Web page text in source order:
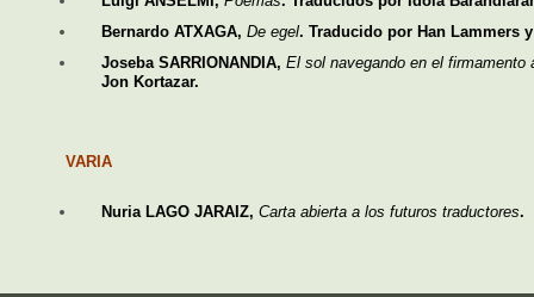
Bernardo ATXAGA, De egel. Traducido por Han Lammers
Joseba SARRIONANDIA, El sol navegando en el firmamento
Jon Kortazar.
VARIA
Nuria LAGO JARAIZ, Carta abierta a los futuros traductores.